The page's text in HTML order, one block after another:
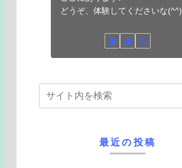
どうぞ、体験してくださいな(^^)
最近の投稿